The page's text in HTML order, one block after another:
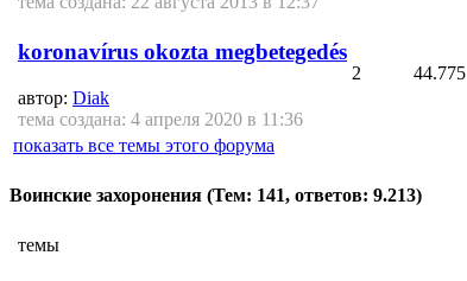
koronavírus okozta megbetegedés
автор: Diak
тема создана: 4 апреля 2020 в 11:36
2 44.775
показать все темы этого форума
Воинские захоронения (Тем: 141, ответов: 9.213)
темы